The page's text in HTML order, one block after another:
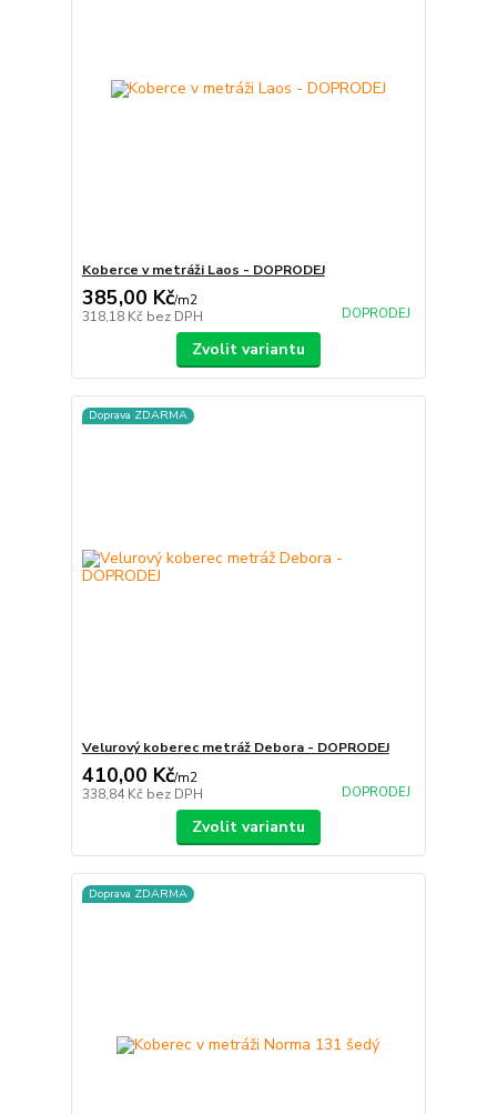
Koberce v metráži Laos - DOPRODEJ
385,00 Kč/m2
318,18 Kč bez DPH DOPRODEJ
Zvolit variantu
Doprava ZDARMA
Velurový koberec metráž Debora - DOPRODEJ
410,00 Kč/m2
338,84 Kč bez DPH DOPRODEJ
Zvolit variantu
Doprava ZDARMA